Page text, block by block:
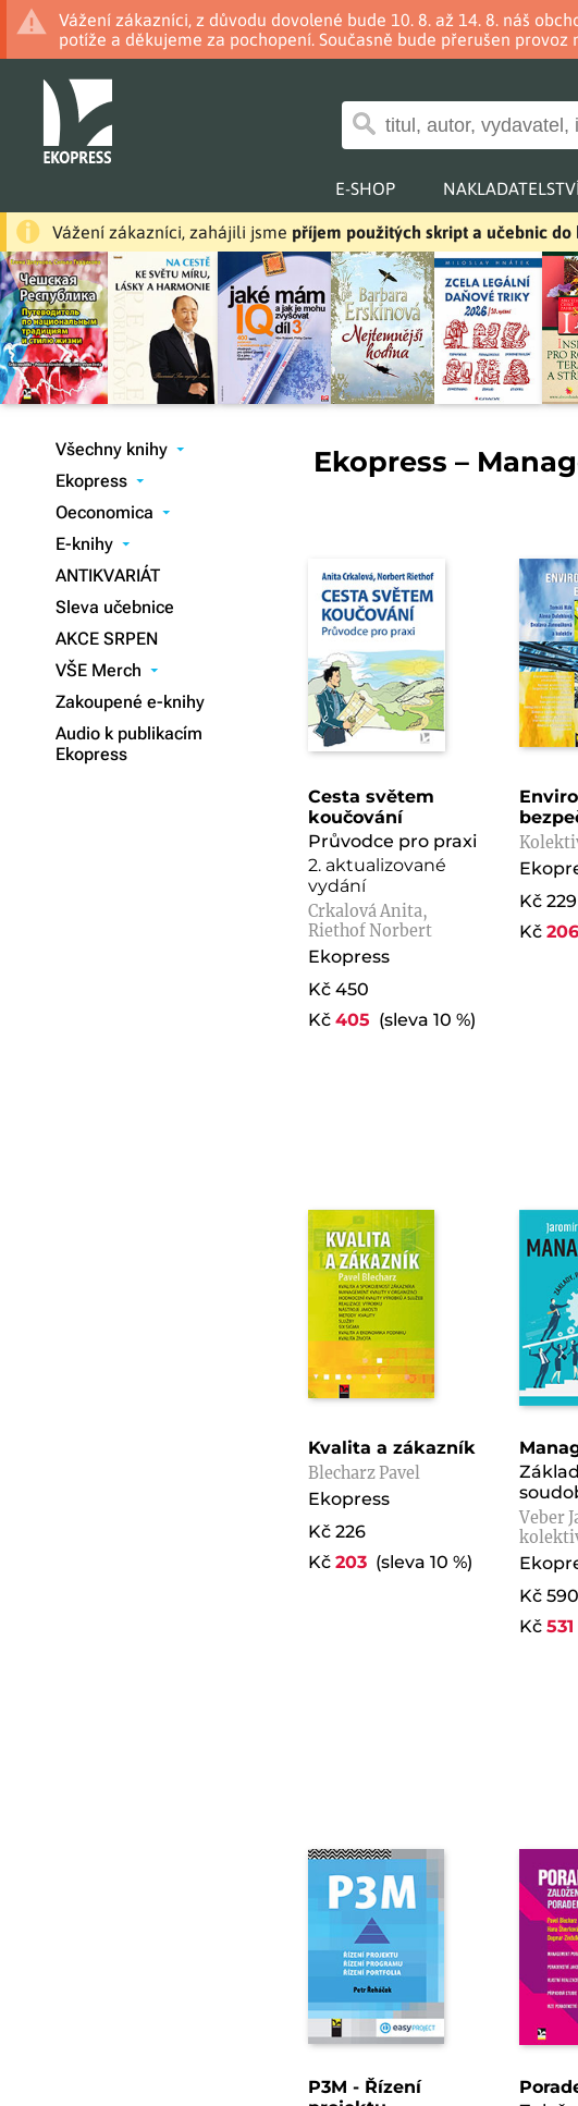
Vážení zákazníci, z důvodu dovolené bude 10. 8. až 14. 8. náš
potíže a děkujeme za pochopení. Současně bude přerušen
E-SHOP NAKLADATELSTVÍ
Vážení zákazníci, zahájili jsme příjem použitých skript a učebnic do
Všechny knihy ▾
Ekopress ▾
Oeconomica ▾
E-knihy ▾
ANTIKVARIÁT
Sleva učebnice
AKCE SRPEN
VŠE Merch
▾
Zakoupené e-knihy
Audio k publikacím
Ekopress
Ekopress –
Cesta světem
koučování
Průvodce pro praxi
2. aktualizované
vydání
Crkalová Anita,
Riethof Norbert
Ekopress
Kč 450
Kč405 (sleva 10 %)
Kč 229
Kč 206
Kvalita a zákazník
Blecharz Pavel
Ekopress
Kč 226
Kč203 (sleva 10 %)
Veber
Kč 590
Kč 531
P3M - Řízení